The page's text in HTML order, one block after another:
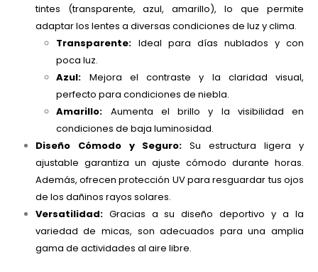
tintes (transparente, azul, amarillo), lo que permite
adaptar los lentes a diversas condiciones de luz y clima.
Transparente: Ideal para días nublados y con
poca luz.
Azul: Mejora el contraste y la claridad visual,
perfecto para condiciones de niebla.
Amarillo: Aumenta el brillo y la visibilidad en
condiciones de baja luminosidad.
Diseño Cómodo y Seguro: Su estructura ligera y
ajustable garantiza un ajuste cómodo durante horas.
Además, ofrecen protección UV para resguardar tus ojos
de los dañinos rayos solares.
Versatilidad:Gracias a su diseño deportivo y a la
variedad de micas, son adecuados para una amplia
gama de actividades al aire libre.